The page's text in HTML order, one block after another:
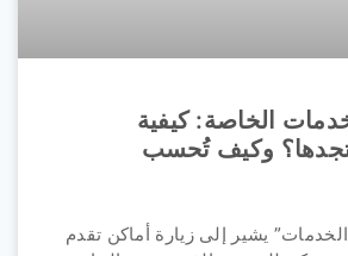
الخاصة: كيفية
تجدها؟ وكيف تُحسب
يشير إلى زيارة أماكن تقدم